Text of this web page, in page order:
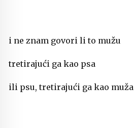
i ne znam govori li to mužu
tretirajući ga kao psa
ili psu, tretirajući ga kao muža